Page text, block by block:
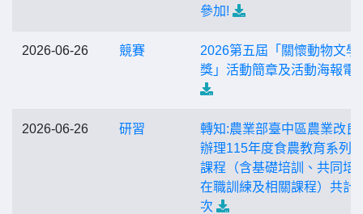
參加!
2026-06-26 競賽
2026第五屆「關懷動物文學
獎」活動簡章及活動海報電
2026-06-26 研習
轉知:農業部臺中區農業改良
辦理115年度食農教育系列
課程（含基礎培訓、共同培
在職訓練及相關課程）共計
次